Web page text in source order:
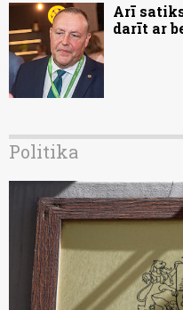
Arī
darīt ar
Politika